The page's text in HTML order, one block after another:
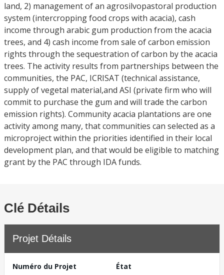
land, 2) management of an agrosilvopastoral production
system (intercropping food crops with acacia), cash
income through arabic gum production from the acacia
trees, and 4) cash income from sale of carbon emission
rights through the sequestration of carbon by the acacia
trees. The activity results from partnerships between the
communities, the PAC, ICRISAT (technical assistance,
supply of vegetal material,and ASI (private firm who will
commit to purchase the gum and will trade the carbon
emission rights). Community acacia plantations are one
activity among many, that communities can selected as a
microproject within the priorities identified in their local
development plan, and that would be eligible to matching
grant by the PAC through IDA funds.
Clé Détails
Projet Détails
Numéro du Projet
État